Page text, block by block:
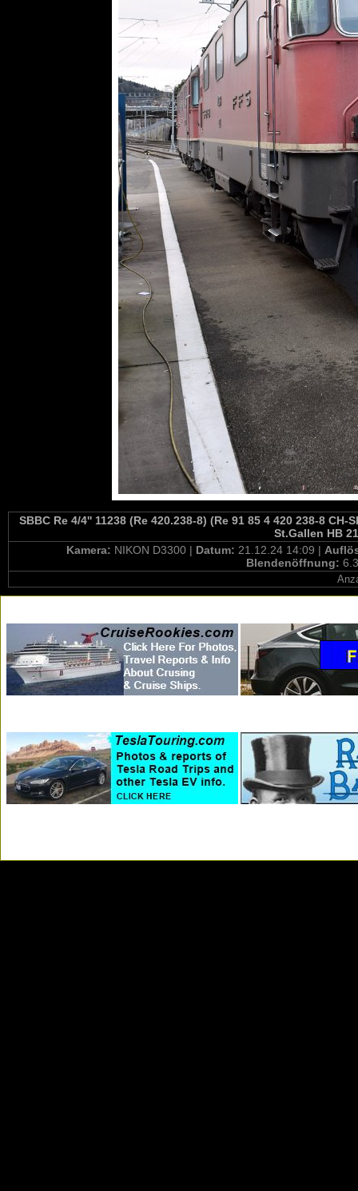
SBBC Re 4/4'' 11238 (Re 420.238-8) (Re 91 85 4 420 238-8
St.Gallen HB
Kamera: NIKON D3300 | Datum: 21.12.24 14:09 |
Blendenöffnung: